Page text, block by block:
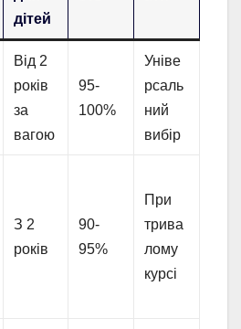
дітей
Від 2
років
за
вагою
95-
100%
Уніве
рсаль
ний
вибір
З 2
років
90-
95%
При
трива
лому
курсі